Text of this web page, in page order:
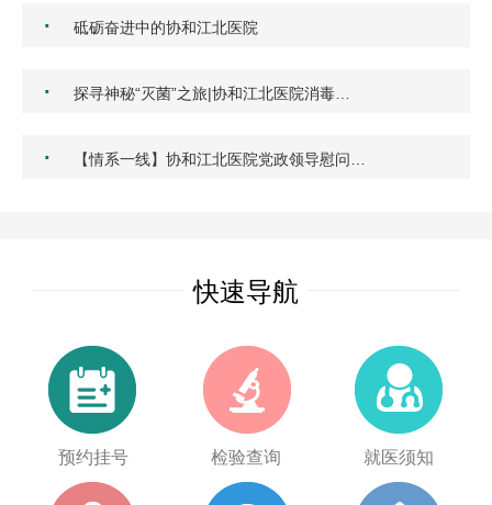
· 砥砺奋进中的协和江北医院
· 探寻神秘“灭菌”之旅|协和江北医院消毒…
· 【情系一线】协和江北医院党政领导慰问…
快速导航
预约挂号 检验查询 就医须知